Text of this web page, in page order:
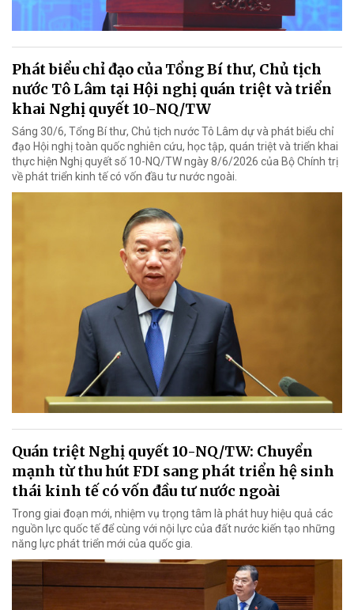
Phát biểu chỉ đạo của Tổng Bí thư, Chủ tịch
nước Tô Lâm tại Hội nghị quán triệt và triển
khai Nghị quyết 10-NQ/TW
Sáng 30/6, Tổng Bí thư, Chủ tịch nước Tô Lâm dự và phát biểu chỉ
đạo Hội nghị toàn quốc nghiên cứu, học tập, quán triệt và triển khai
thực hiện Nghị quyết số 10-NQ/TW ngày 8/6/2026 của Bộ Chính trị
về phát triển kinh tế có vốn đầu tư nước ngoài.
Quán triệt Nghị quyết 10-NQ/TW: Chuyển
mạnh từ thu hút FDI sang phát triển hệ sinh
thái kinh tế có vốn đầu tư nước ngoài
Trong giai đoạn mới, nhiệm vụ trọng tâm là phát huy hiệu quả các
nguồn lực quốc tế để cùng với nội lực của đất nước kiến tạo những
năng lực phát triển mới của quốc gia.